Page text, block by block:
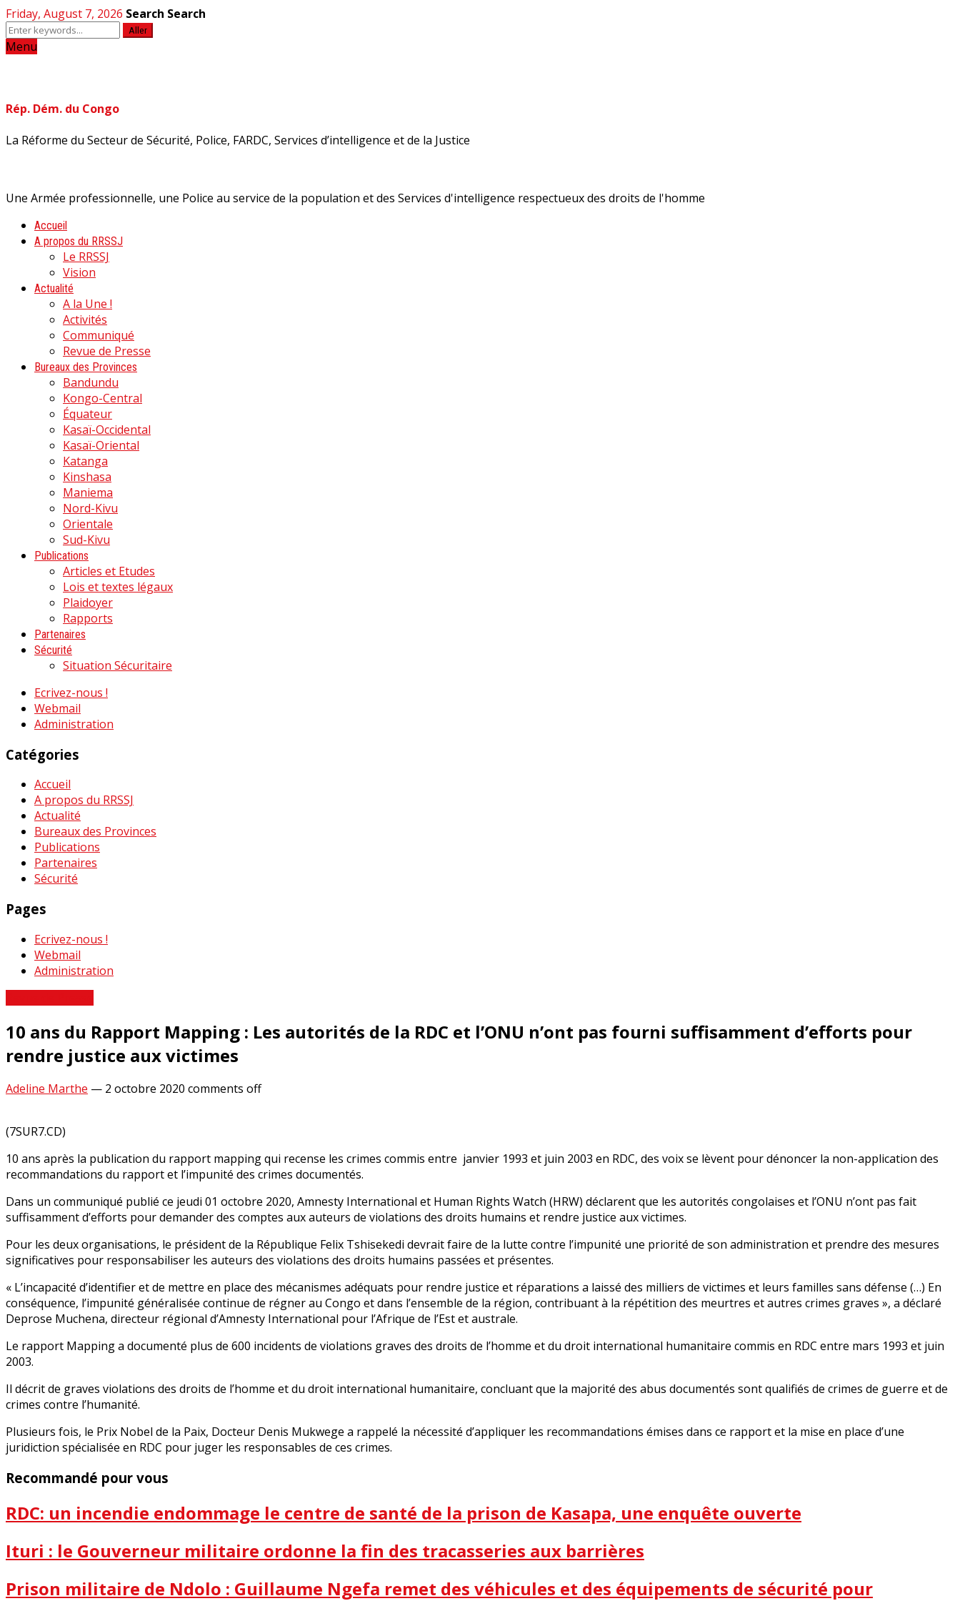
Friday, August 7, 2026 Search Search
Aller
Menu
Rép. Dém. du Congo
La Réforme du Secteur de Sécurité, Police, FARDC, Services d’intelligence et de la Justice
Une Armée professionnelle, une Police au service de la population et des Services d'intelligence respectueux des droits de l'homme
Accueil
A propos du RRSSJ
Le RRSSJ
Vision
Actualité
A la Une !
Activités
Communiqué
Revue de Presse
Bureaux des Provinces
Bandundu
Kongo-Central
Équateur
Kasaï-Occidental
Kasaï-Oriental
Katanga
Kinshasa
Maniema
Nord-Kivu
Orientale
Sud-Kivu
Publications
Articles et Etudes
Lois et textes légaux
Plaidoyer
Rapports
Partenaires
Sécurité
Situation Sécuritaire
Ecrivez-nous !
Webmail
Administration
Catégories
Accueil
A propos du RRSSJ
Actualité
Bureaux des Provinces
Publications
Partenaires
Sécurité
Pages
Ecrivez-nous !
Webmail
Administration
10 ans du Rapport Mapping : Les autorités de la RDC et l’ONU n’ont pas fourni suffisamment d’efforts pour
rendre justice aux victimes
Adeline Marthe — 2 octobre 2020 comments off
(7SUR7.CD)
10 ans après la publication du rapport mapping qui recense les crimes commis entre janvier 1993 et juin 2003 en RDC, des voix se lèvent pour dénoncer la non-application des
recommandations du rapport et l’impunité des crimes documentés.
Dans un communiqué publié ce jeudi 01 octobre 2020, Amnesty International et Human Rights Watch (HRW) déclarent que les autorités congolaises et l’ONU n’ont pas fait
suffisamment d’efforts pour demander des comptes aux auteurs de violations des droits humains et rendre justice aux victimes.
Pour les deux organisations, le président de la République Felix Tshisekedi devrait faire de la lutte contre l’impunité une priorité de son administration et prendre des mesures
significatives pour responsabiliser les auteurs des violations des droits humains passées et présentes.
« L’incapacité d’identifier et de mettre en place des mécanismes adéquats pour rendre justice et réparations a laissé des milliers de victimes et leurs familles sans défense (…) En
conséquence, l’impunité généralisée continue de régner au Congo et dans l’ensemble de la région, contribuant à la répétition des meurtres et autres crimes graves », a déclaré
Deprose Muchena, directeur régional d’Amnesty International pour l’Afrique de l’Est et australe.
Le rapport Mapping a documenté plus de 600 incidents de violations graves des droits de l’homme et du droit international humanitaire commis en RDC entre mars 1993 et ​​juin
2003.
Il décrit de graves violations des droits de l’homme et du droit international humanitaire, concluant que la majorité des abus documentés sont qualifiés de crimes de guerre et de
crimes contre l’humanité.
Plusieurs fois, le Prix Nobel de la Paix, Docteur Denis Mukwege a rappelé la nécessité d’appliquer les recommandations émises dans ce rapport et la mise en place d’une
juridiction spécialisée en RDC pour juger les responsables de ces crimes.
Recommandé pour vous
RDC: un incendie endommage le centre de santé de la prison de Kasapa, une enquête ouverte
Ituri : le Gouverneur militaire ordonne la fin des tracasseries aux barrières
Prison militaire de Ndolo : Guillaume Ngefa remet des véhicules et des équipements de sécurité pour